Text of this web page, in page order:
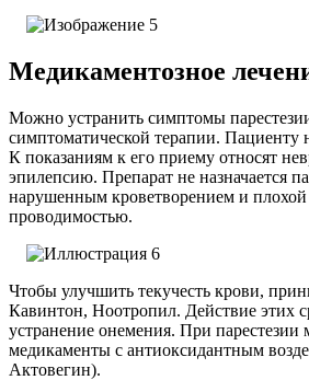
Медикаментозное
Можно устранить симптомы
симптоматической терапии. Пациенту
К показаниям к его приему относят
эпилепсию. Препарат не назначается
нарушенным кроветворением и плохой
проводимостью.
Чтобы улучшить текучесть крови,
Кавинтон, Ноотропил. Действие этих
устранение онемения. При
медикаменты с антиоксидантным
Актовегин).